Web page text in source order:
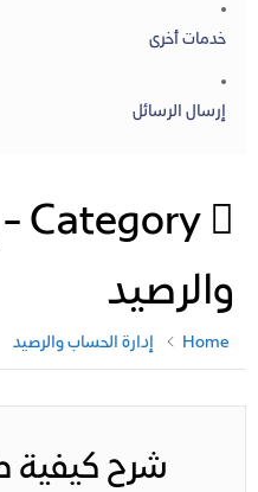
خدمات أخرى
إرسال الرسائل
Category -
والرصيد
Home إدارة الحساب والرصيد
شرح كيفية